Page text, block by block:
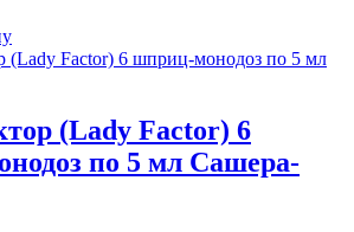
(Lady Factor) 6
по 5 мл Сашера-